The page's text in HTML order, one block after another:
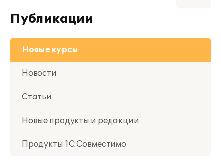
Публикации
Новости
Статьи
Новые курсы
Новые продукты и редакции
Продукты 1С:Совместимо